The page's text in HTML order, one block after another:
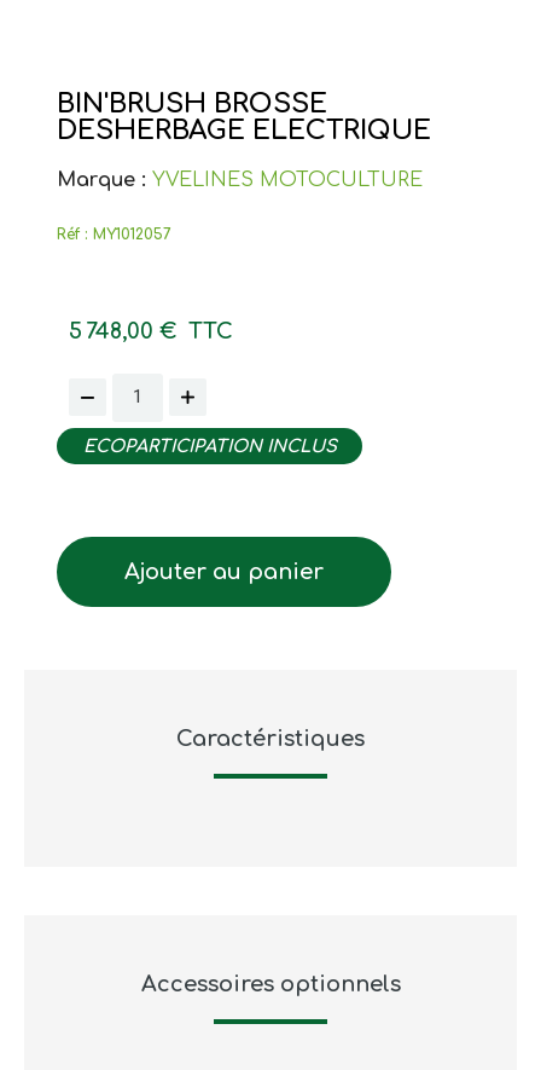
BIN'BRUSH BROSSE
DESHERBAGE ELECTRIQUE
Marque : YVELINES MOTOCULTURE
Réf : MY1012057
5 748,00 € TTC
ECOPARTICIPATION INCLUS
Ajouter au panier
Caractéristiques
Accessoires optionnels